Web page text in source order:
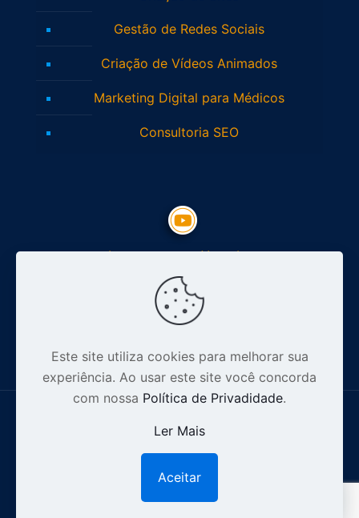
Gestão de Redes Sociais
Criação de Vídeos Animados
Marketing Digital para Médicos
Consultoria SEO
Inscreva-se no Youtube
© 2012-2026 Especialista Digital - CNPJ: 16.628.110/0001-32 .
Todos os direitos reservados |Política de Privacidade.
Este site utiliza cookies para melhorar sua
experiência. Ao usar este site você concorda
com nossa Política de Privadidade.
Ler Mais
Aceitar